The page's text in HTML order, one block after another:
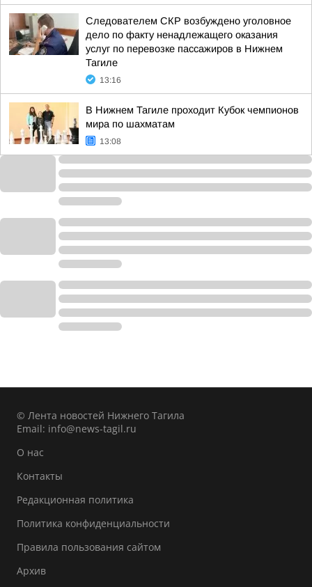
Следователем СКР возбуждено уголовное
дело по факту ненадлежащего оказания
услуг по перевозке пассажиров в Нижнем
Тагиле
13:16
В Нижнем Тагиле проходит Кубок чемпионов
мира по шахматам
13:08
© Лента новостей Нижнего Тагила
Email: info@news-tagil.ru
О нас
Контакты
Редакционная политика
Политика конфиденциальности
Правила пользования сайтом
Архив